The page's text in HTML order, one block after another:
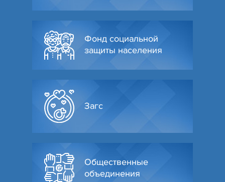
Фонд социальной
защиты населения
Загс
Общественные
объединения